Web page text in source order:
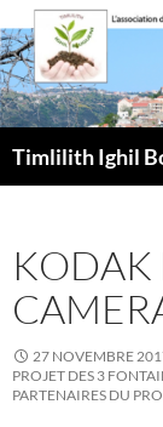
Aller
au
contenu
Timlilith Ighil
KODAK
27 NOVEMBRE
PROJET DES 3
PARTENAIRES DU